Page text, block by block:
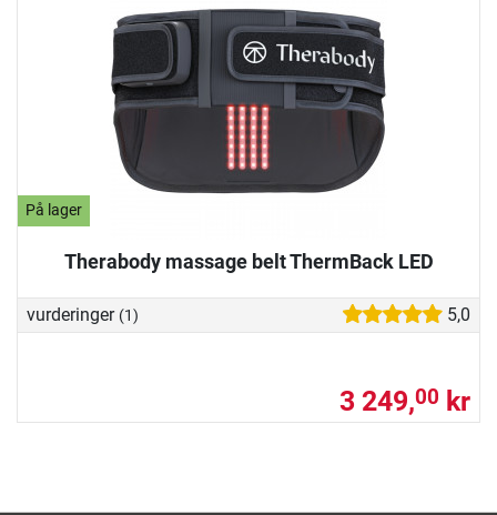
På lager
Therabody massage belt ThermBack LED
vurderinger (1) 5,0
3 249,00 kr